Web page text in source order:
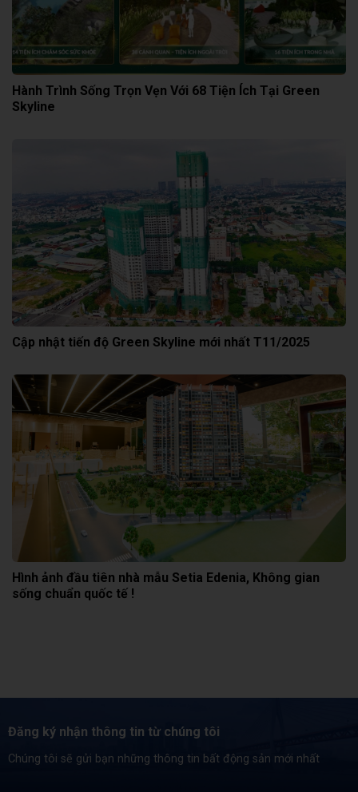
Hành Trình Sống Trọn Vẹn Với 68 Tiện Ích Tại Green
Skyline
Cập nhật tiến độ Green Skyline mới nhất T11/2025
Hình ảnh đầu tiên nhà mẫu Setia Edenia, Không gian
sống chuẩn quốc tế !
Đăng ký nhận thông tin từ chúng tôi
Chúng tôi sẽ gửi bạn những thông tin bất động sản mới nhất